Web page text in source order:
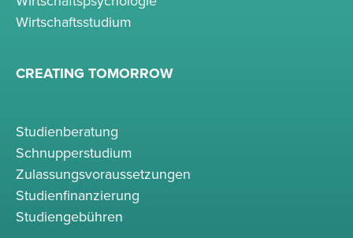
Wirtschaftsstudium
CREATING TOMORROW
Studienberatung
Schnupperstudium
Zulassungsvoraussetzungen
Studienfinanzierung
Studiengebühren